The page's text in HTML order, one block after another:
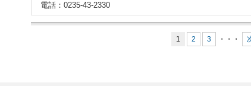
電話：0235-43-2330
1 2 3 ・・・